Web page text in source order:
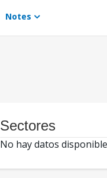
Notes
Sectores
No hay datos